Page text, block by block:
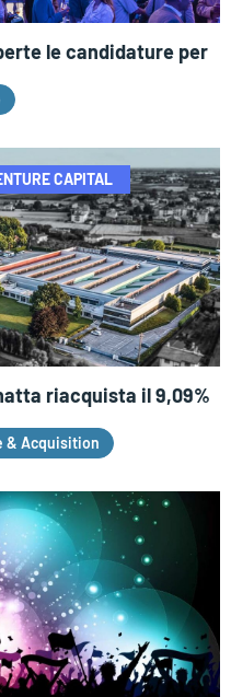
le candidature per
CAPITAL
riacquista il 9,09%
& Acquisition